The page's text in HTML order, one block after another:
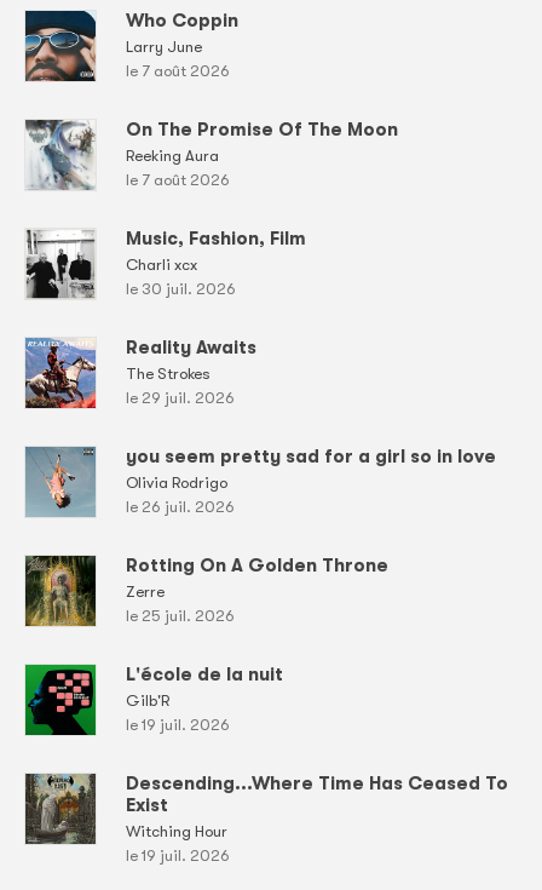
Who Coppin
Larry June
le 7 août 2026
On The Promise Of The Moon
Reeking Aura
le 7 août 2026
Music, Fashion, Film
Charli xcx
le 30 juil. 2026
Reality Awaits
The Strokes
le 29 juil. 2026
you seem pretty sad for a girl so in love
Olivia Rodrigo
le 26 juil. 2026
Rotting On A Golden Throne
Zerre
le 25 juil. 2026
L'école de la nuit
Gilb'R
le 19 juil. 2026
Descending...Where Time Has Ceased To
Exist
Witching Hour
le 19 juil. 2026